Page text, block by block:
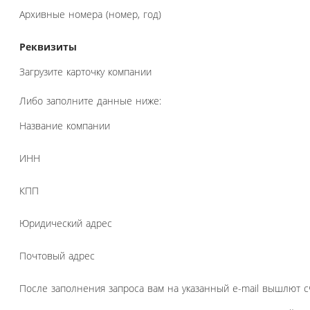
Архивные номера (номер, год)
Реквизиты
Загрузите карточку компании
Либо заполните данные ниже:
Название компании
ИНН
КПП
Юридический адрес
Почтовый адрес
После заполнения запроса вам на указанный e-mail вышлют